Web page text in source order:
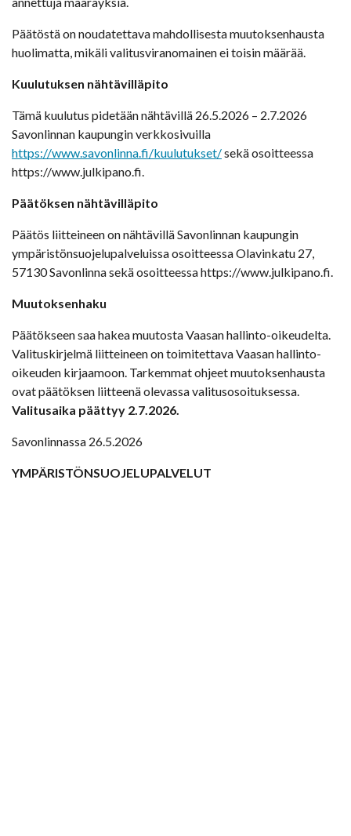
Päätöstä on noudatettava mahdollisesta muutoksenhausta
huolimatta, mikäli valitusviranomainen ei toisin määrää.
Kuulutuksen nähtävilläpito
Tämä kuulutus pidetään nähtävillä 26.5.2026 – 2.7.2026
Savonlinnan kaupungin verkkosivuilla
https://www.savonlinna.fi/kuulutukset/sekä osoitteessa
https://www.julkipano.fi.
Päätöksen nähtävilläpito
Päätös liitteineen on nähtävillä Savonlinnan kaupungin
ympäristönsuojelupalveluissa osoitteessa Olavinkatu 27,
57130 Savonlinna sekä osoitteessa https://www.julkipano.fi.
Muutoksenhaku
Päätökseen saa hakea muutosta Vaasan hallinto-oikeudelta.
Valituskirjelmä liitteineen on toimitettava Vaasan hallinto-
oikeuden kirjaamoon. Tarkemmat ohjeet muutoksenhausta
ovat päätöksen liitteenä olevassa valitusosoituksessa.
Valitusaika päättyy 2.7.2026.
Savonlinnassa 26.5.2026
YMPÄRISTÖNSUOJELUPALVELUT